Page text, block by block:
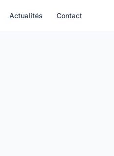
Actualités Contact